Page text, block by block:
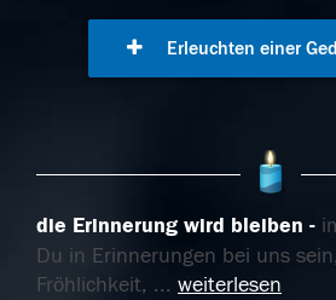
Erleuchten einer
die Erinnerung wird bleiben
Du in Erinnerungen bei uns
Fröhlichkeit, ... weiterlesen